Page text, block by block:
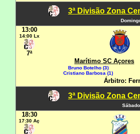
3ª Divisão Zona
13:00
14:00 Lx
7ª
Marítimo SC Açores
Bruno Botelho (3)
Cristiano Barbosa (1)
Árbitro:
3ª Divisão Zona
18:30
17:30 Aç